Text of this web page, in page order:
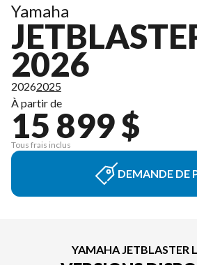
Yamaha
2026
20262025
À partir de
15 899 $
Tous frais inclus
DEMANDE DE
YAMAHA JETBLASTER